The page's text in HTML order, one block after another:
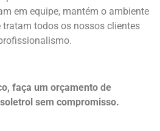
em equipe, mantém o ambiente
todos os nossos clientes
faça um orçamento de
sem compromisso.